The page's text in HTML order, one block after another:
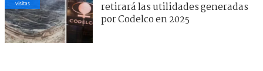
visitas
retirará las utilidades generadas
por Codelco en 2025